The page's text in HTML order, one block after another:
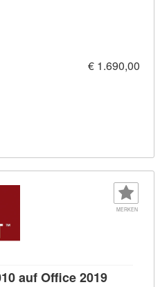
€ 1.690,00
MERKEN
auf Office 2019